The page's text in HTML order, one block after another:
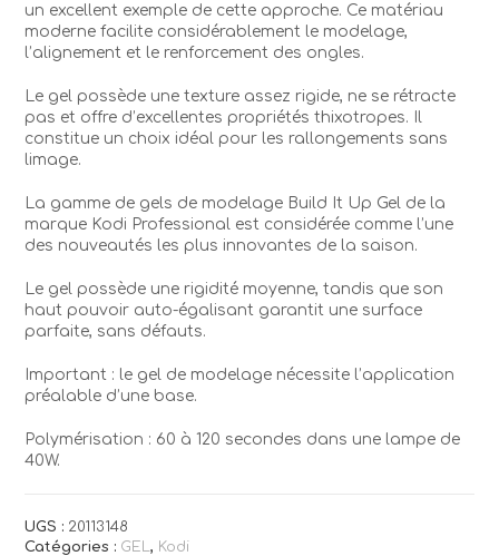
un excellent exemple de cette approche. Ce matériau
moderne facilite considérablement le modelage,
l’alignement et le renforcement des ongles.
Le gel possède une texture assez rigide, ne se rétracte
pas et offre d’excellentes propriétés thixotropes. Il
constitue un choix idéal pour les rallongements sans
limage.
La gamme de gels de modelage Build It Up Gel de la
marque Kodi Professional est considérée comme l’une
des nouveautés les plus innovantes de la saison.
Le gel possède une rigidité moyenne, tandis que son
haut pouvoir auto-égalisant garantit une surface
parfaite, sans défauts.
Important : le gel de modelage nécessite l’application
préalable d’une base.
Polymérisation : 60 à 120 secondes dans une lampe de
40W.
UGS : 20113148
Catégories : GEL, Kodi